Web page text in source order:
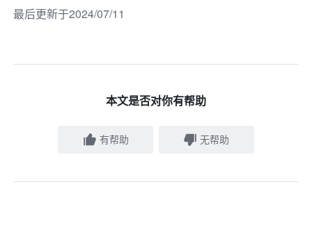
最后更新于2024/07/11
本文是否对你有帮助
有帮助 无帮助